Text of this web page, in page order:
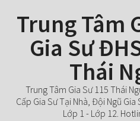
Trung Tâm
Gia Sư
Thái
Trung Tâm Gia Sư 115 Thái
Cấp Gia Sư Tại Nhà, Đội Ngũ
Lớp 1 - Lớp 12.